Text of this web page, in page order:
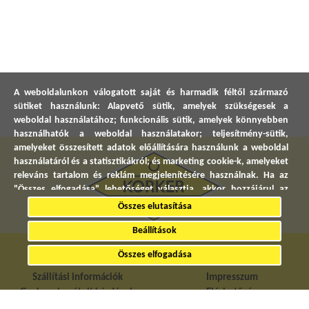
Szállítási információk
Gyakran ismételt kérdések
Impresszum
Elérhetőség
A weboldalunkon válogatott saját és harmadik féltől származó
sütiket használunk: Alapvető sütik, amelyek szükségesek a
weboldal használatához; funkcionális sütik, amelyek könnyebben
használhatók a weboldal használatakor; teljesítmény-sütik,
amelyeket összesített adatok előállítására használunk a weboldal
használatáról és a statisztikákról; és marketing cookie-k, amelyeket
releváns tartalom és reklám megjelenítésére használnak. Ha az
"Összes elfogadása" lehetőséget választja, akkor hozzájárul az
összes sütik használatához. A "Beállítások" részben bármikor
elfogadhat és elutasíthat egyedi sütitípusokat, és visszavonhatja a
jövőre vonatkozó beleegyezését.
Összes elutasítása
Beállítások
Összes elfogadása